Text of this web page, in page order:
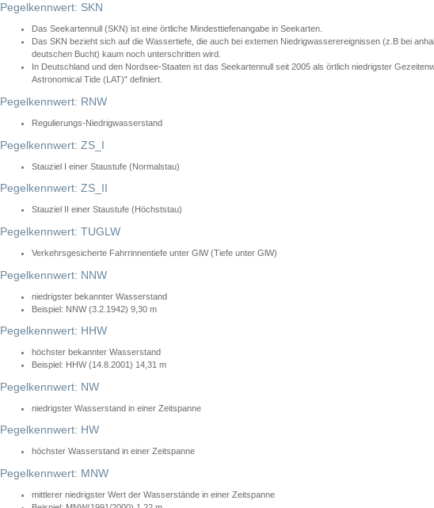
Pegelkennwert: SKN
Das Seekartennull (SKN) ist eine örtliche Mindesttiefenangabe in Seekarten.
Das SKN bezieht sich auf die Wassertiefe, die auch bei extemen Niedrigwasserereignissen (z.B bei
deutschen Bucht) kaum noch unterschritten wird.
In Deutschland und den Nordsee-Staaten ist das Seekartennull seit 2005 als örtlich niedrigster
Astronomical Tide (LAT)" definiert.
Pegelkennwert: RNW
Regulierungs-Niedrigwasserstand
Pegelkennwert: ZS_I
Stauziel I einer Staustufe (Normalstau)
Pegelkennwert: ZS_II
Stauziel II einer Staustufe (Höchststau)
Pegelkennwert: TUGLW
Verkehrsgesicherte Fahrrinnentiefe unter GlW (Tiefe unter GlW)
Pegelkennwert: NNW
niedrigster bekannter Wasserstand
Beispiel: NNW (3.2.1942) 9,30 m
Pegelkennwert: HHW
höchster bekannter Wasserstand
Beispiel: HHW (14.8.2001) 14,31 m
Pegelkennwert: NW
niedrigster Wasserstand in einer Zeitspanne
Pegelkennwert: HW
höchster Wasserstand in einer Zeitspanne
Pegelkennwert: MNW
mittlerer niedrigster Wert der Wasserstände in einer Zeitspanne